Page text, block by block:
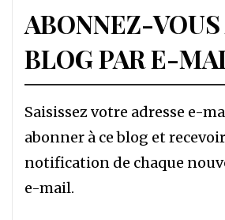
ABONNEZ-VOUS
BLOG PAR E-
Saisissez votre adresse e-
abonner à ce blog et
notification de chaque
e-mail.